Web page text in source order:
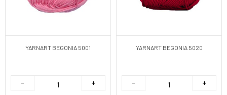
YARNART BEGONIA 5001 YARNART BEGONIA 5020